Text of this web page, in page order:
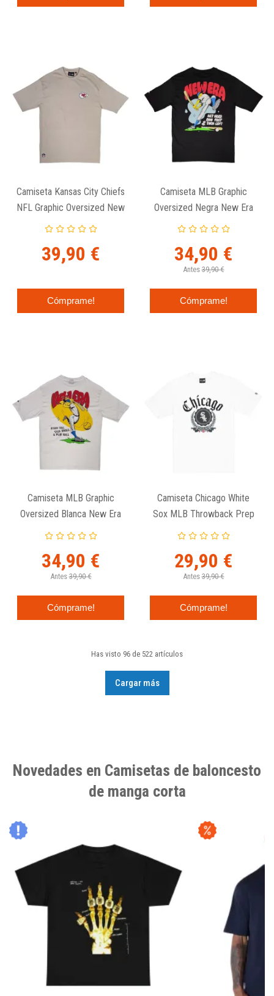
Camiseta Kansas City Chiefs
NFL Graphic Oversized New
Era
39,90 €
Cómprame!
Camiseta MLB Graphic
Oversized Negra New Era
34,90 €
Antes 39,90 €
Cómprame!
Camiseta MLB Graphic
Oversized Blanca New Era
34,90 €
Antes 39,90 €
Cómprame!
Camiseta Chicago White
Sox MLB Throwback Prep
New Era
29,90 €
Antes 39,90 €
Cómprame!
Has visto 96 de 522 artículos
Cargar más
Novedades en Camisetas de baloncesto
de manga corta